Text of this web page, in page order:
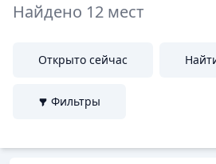
Найдено 12 мест
Открыто сейчас
Фильтры